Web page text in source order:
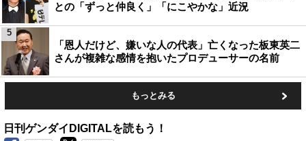
との「ずっと仲良く」「にこやかな」近況
「恩人だけど、嫌いな人の代表」亡くなった板東英二
さんが複雑な感情を抱いたプロデューサーの名前
5
もっとみる
日刊ゲンダイDIGITALを読もう！